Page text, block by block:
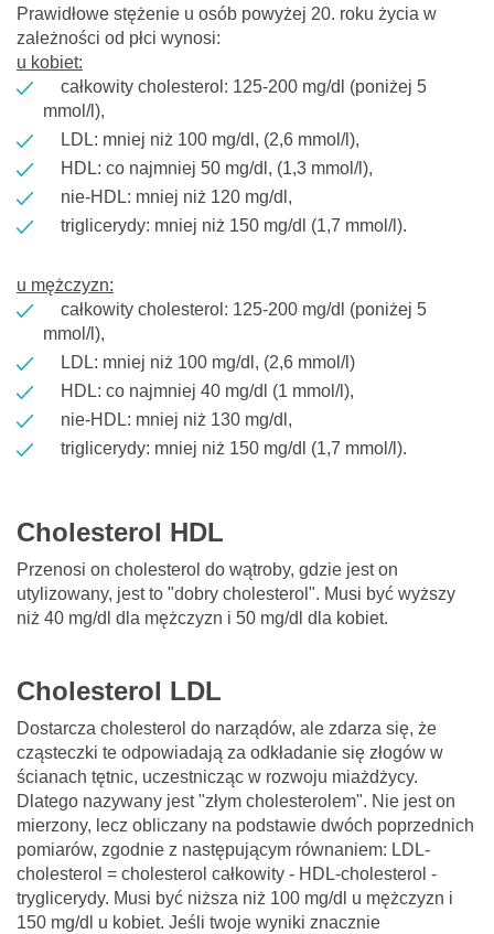
Prawidłowe stężenie u osób powyżej 20. roku życia w
zależności od płci wynosi:
u kobiet:
całkowity cholesterol: 125-200 mg/dl (poniżej 5
mmol/l),
LDL: mniej niż 100 mg/dl, (2,6 mmol/l),
HDL: co najmniej 50 mg/dl, (1,3 mmol/l),
nie-HDL: mniej niż 120 mg/dl,
triglicerydy: mniej niż 150 mg/dl (1,7 mmol/l).
u mężczyzn:
całkowity cholesterol: 125-200 mg/dl (poniżej 5
mmol/l),
LDL: mniej niż 100 mg/dl, (2,6 mmol/l)
HDL: co najmniej 40 mg/dl (1 mmol/l),
nie-HDL: mniej niż 130 mg/dl,
triglicerydy: mniej niż 150 mg/dl (1,7 mmol/l).
Cholesterol HDL
Przenosi on cholesterol do wątroby, gdzie jest on
utylizowany, jest to "dobry cholesterol". Musi być wyższy
niż 40 mg/dl dla mężczyzn i 50 mg/dl dla kobiet.
Cholesterol LDL
Dostarcza cholesterol do narządów, ale zdarza się, że
cząsteczki te odpowiadają za odkładanie się złogów w
ścianach tętnic, uczestnicząc w rozwoju miażdżycy.
Dlatego nazywany jest "złym cholesterolem". Nie jest on
mierzony, lecz obliczany na podstawie dwóch poprzednich
pomiarów, zgodnie z następującym równaniem: LDL-
cholesterol = cholesterol całkowity - HDL-cholesterol -
tryglicerydy. Musi być niższa niż 100 mg/dl u mężczyzn i
150 mg/dl u kobiet. Jeśli twoje wyniki znacznie